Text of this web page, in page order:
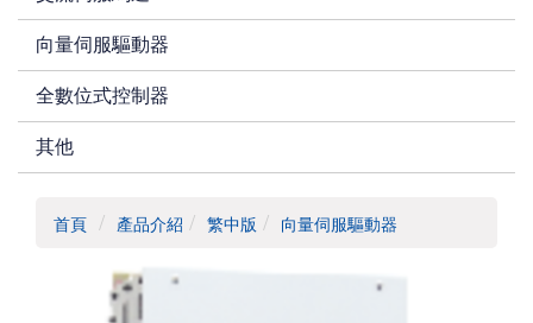
向量伺服驅動器
全數位式控制器
其他
首頁 產品介紹 繁中版 向量伺服驅動器